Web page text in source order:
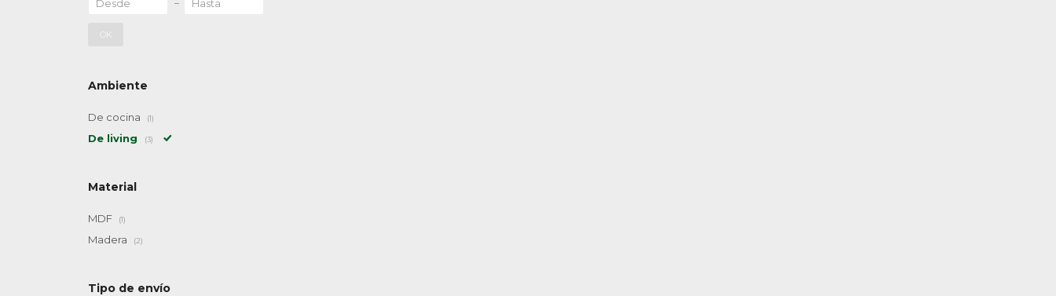
OK
Ambiente
De cocina (1)
De living (3)
Material
MDF (1)
Madera (2)
Tipo de envío